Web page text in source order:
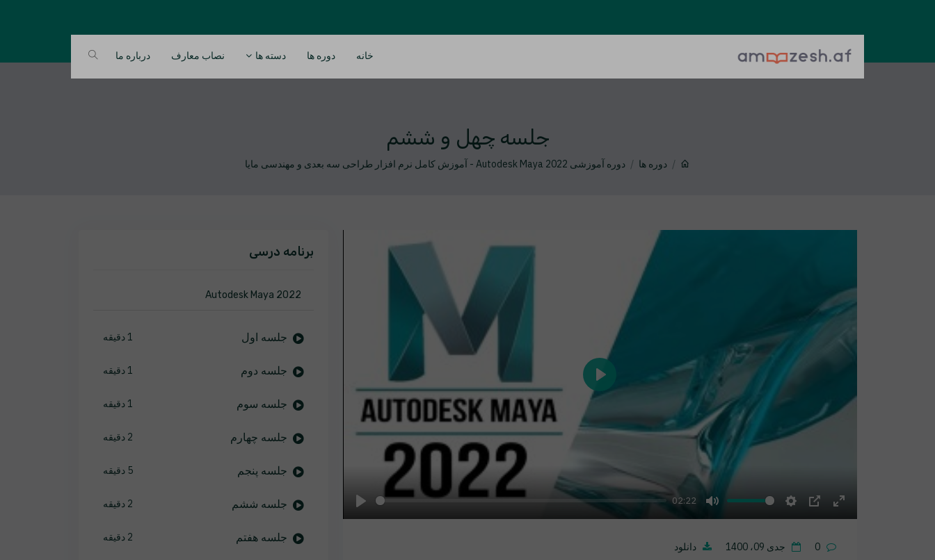
خانه دوره ها دسته ها نصاب معارف درباره ما
جلسه چهل و ششم
دوره ها دوره آموزشی Autodesk Maya 2022 - آموزش کامل نرم افزار طراحی سه بعدی و مهندسی مایا
02:22
Play
0 جدی 09، 1400 دانلود
برنامه درسی
Autodesk Maya 2022
جلسه اول 1 دقیقه
جلسه دوم 1 دقیقه
جلسه سوم 1 دقیقه
جلسه چهارم 2 دقیقه
جلسه پنجم 5 دقیقه
جلسه ششم 2 دقیقه
جلسه هفتم 2 دقیقه